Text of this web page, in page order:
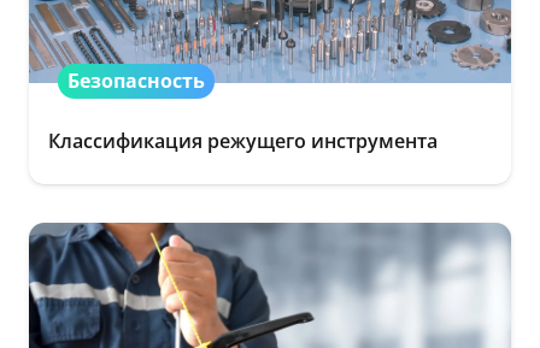
Безопасность
Классификация режущего инструмента